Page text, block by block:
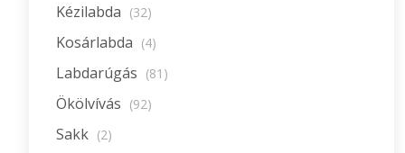
Kézilabda (32)
Kosárlabda (4)
Labdarúgás (81)
Ökölvívás (92)
Sakk (2)